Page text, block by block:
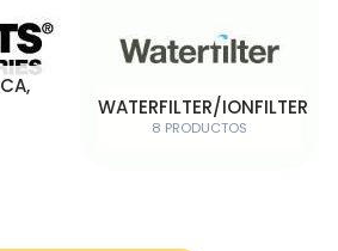
WATERFILTER/IONFILTER
8 PRODUCTOS